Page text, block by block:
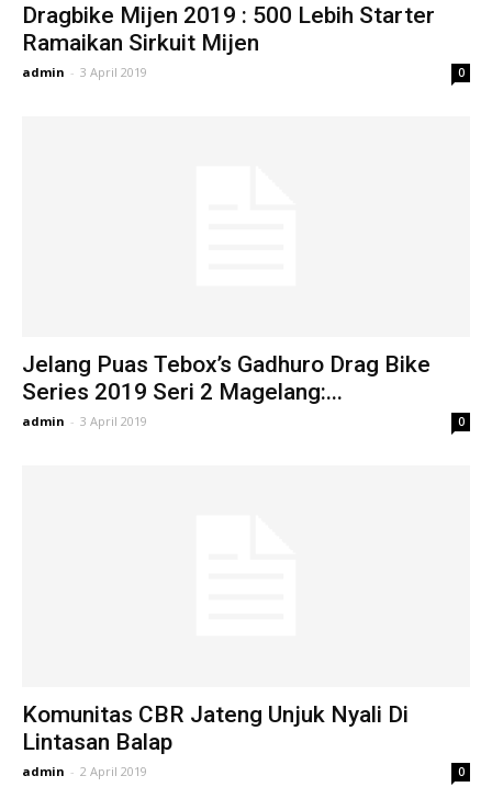
Dragbike Mijen 2019 : 500 Lebih Starter
Ramaikan Sirkuit Mijen
admin - 3 April 2019 0
Jelang Puas Tebox’s Gadhuro Drag Bike
Series 2019 Seri 2 Magelang:...
admin - 3 April 2019 0
Komunitas CBR Jateng Unjuk Nyali Di
Lintasan Balap
admin - 2 April 2019 0